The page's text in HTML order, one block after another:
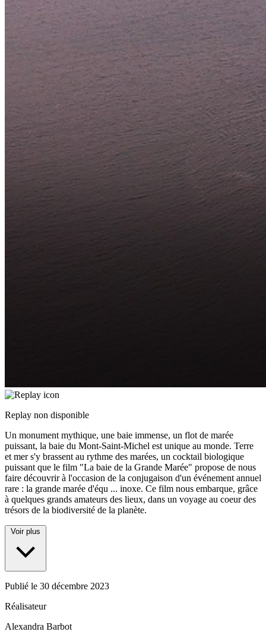
Replay non disponible
Un monument mythique, une baie immense, un flot de marée
puissant, la baie du Mont-Saint-Michel est unique au monde. Terre
et mer s'y brassent au rythme des marées, un cocktail biologique
puissant que le film "La baie de la Grande Marée" propose de nous
faire découvrir à l'occasion de la conjugaison d'un événement annuel
rare : la grande marée d'équ ... inoxe. Ce film nous embarque, grâce
à quelques grands amateurs des lieux, dans un voyage au coeur des
trésors de la biodiversité de la planète.
Voir plus
Publié le 30 décembre 2023
Réalisateur
Alexandra Barbot